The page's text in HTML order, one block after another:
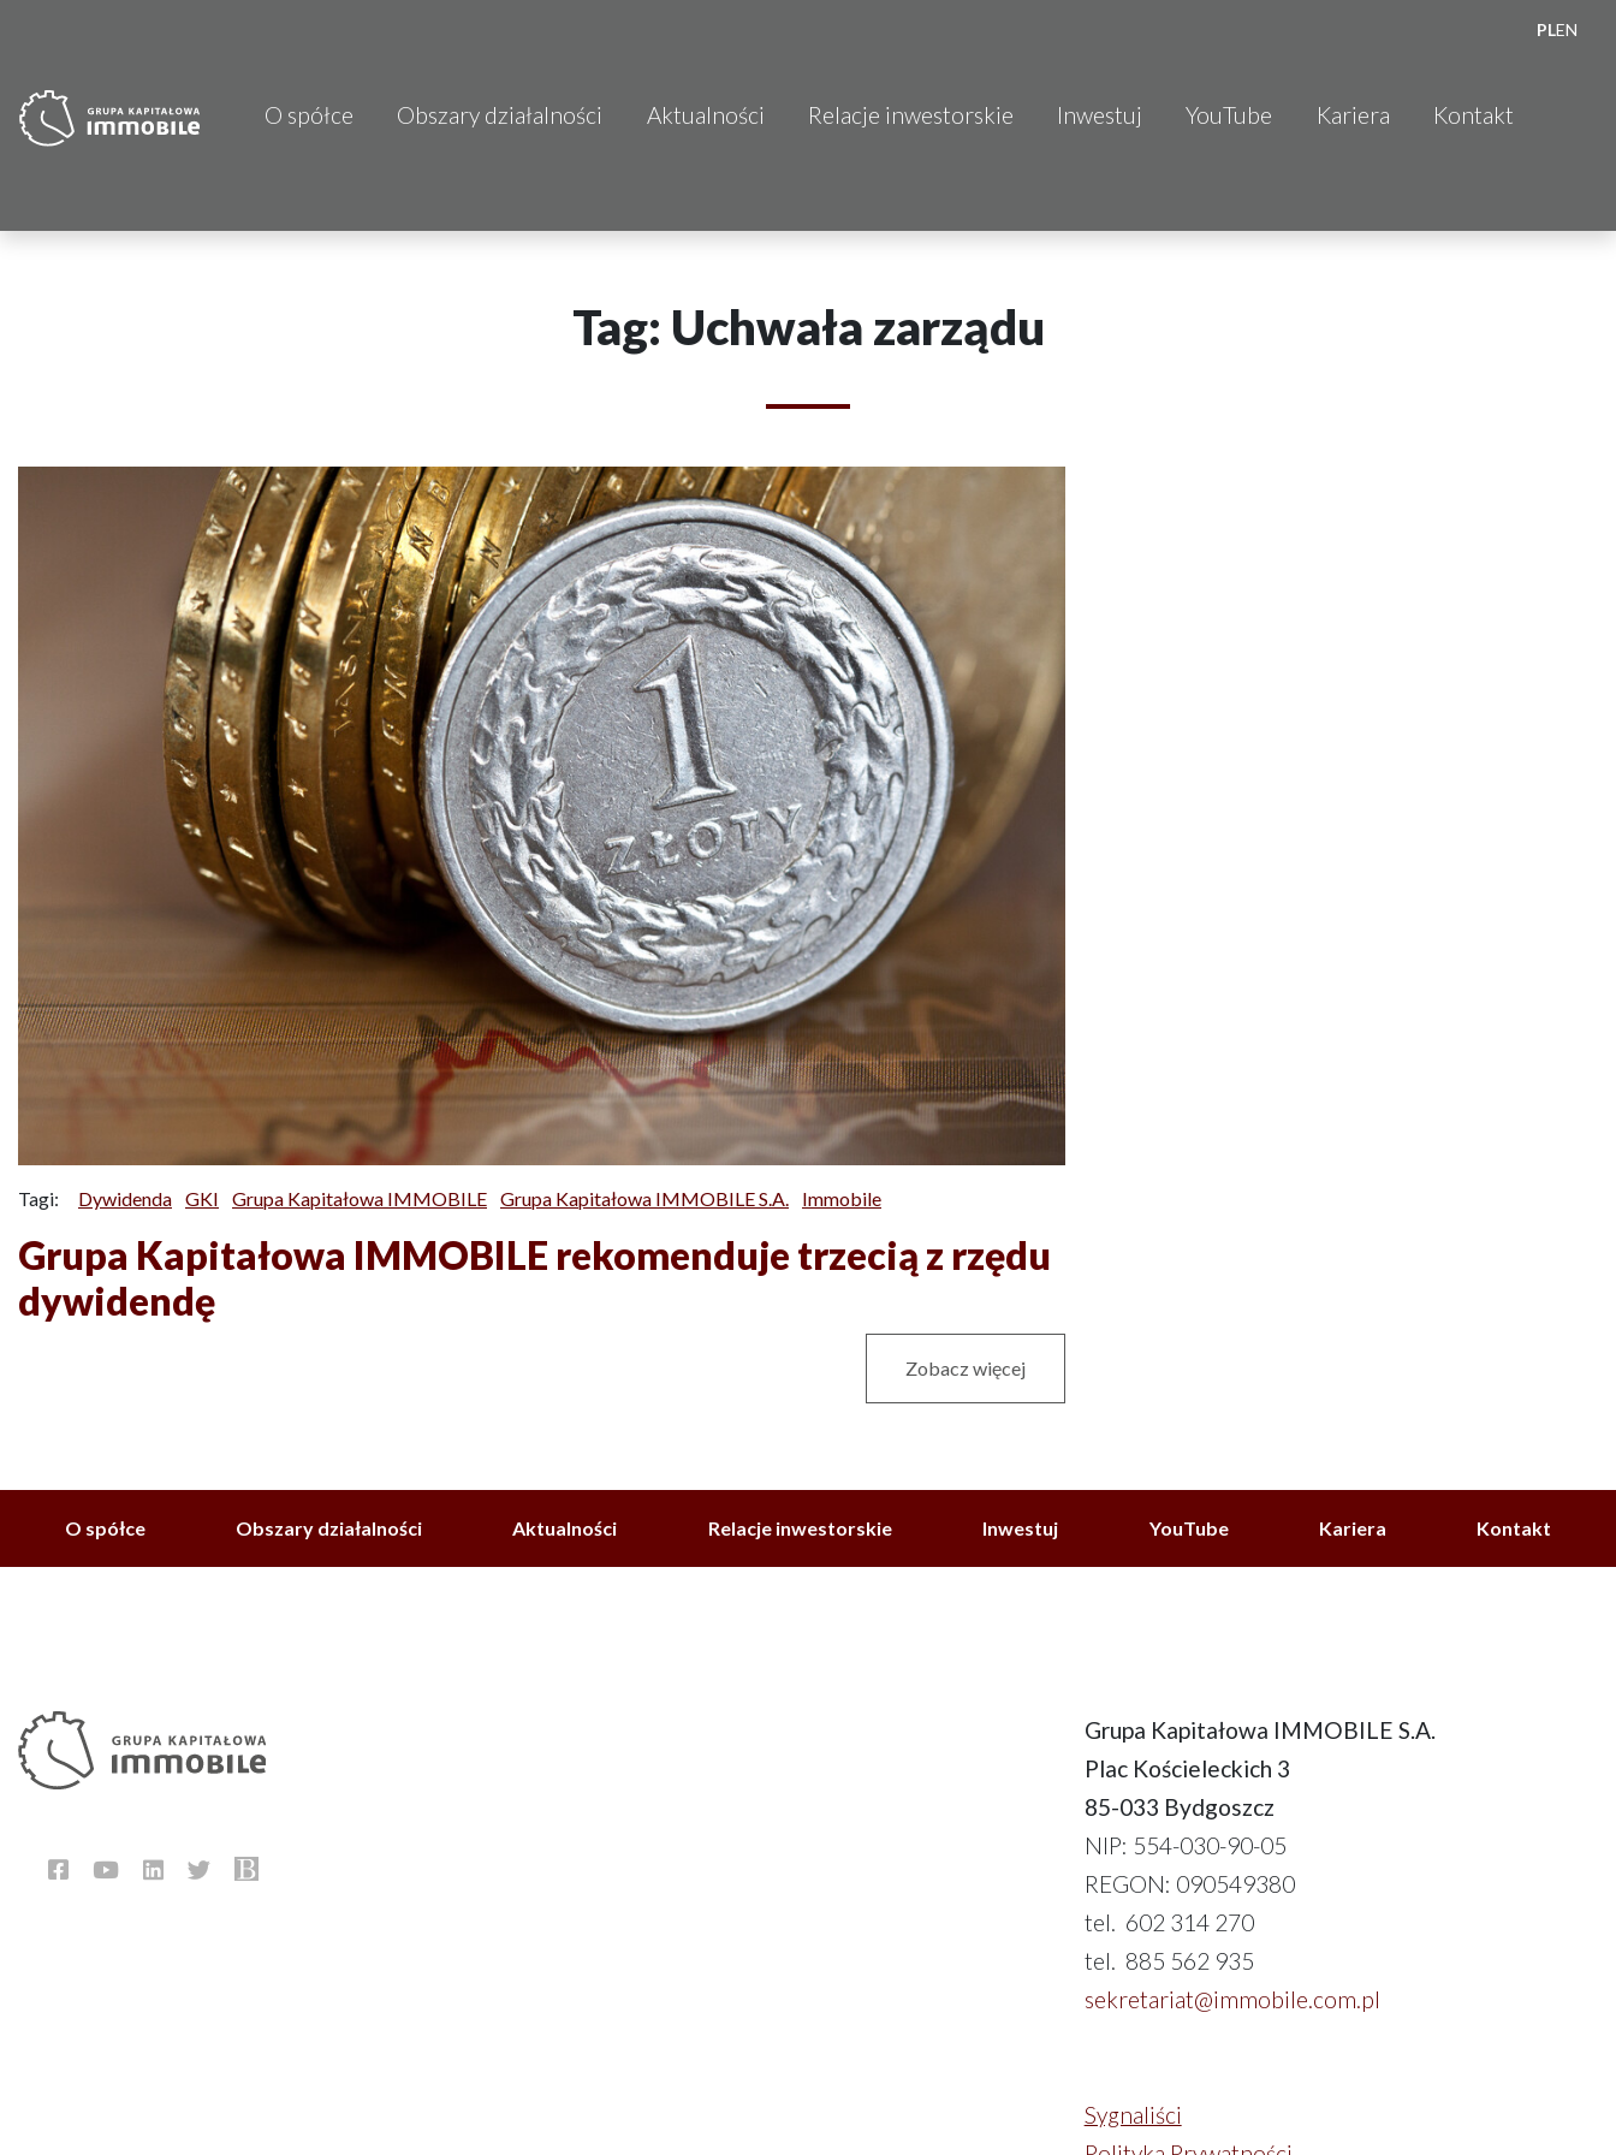
O spółce Obszary działalności
CDI KB Sp. z o.o.
Projprzem Budownictwo
Fundacja Immo
Aktualności Relacje inwestorskie Inwestuj YouTube Kariera Kontakt
PLEN
Tag: Uchwała zarządu
Tagi: Dywidenda GKI Grupa Kapitałowa IMMOBILE Grupa Kapitałowa IMMOBILE S.A. Immobile
Grupa Kapitałowa IMMOBILE rekomenduje trzecią z rzędu
dywidendę
Zobacz więcej
O spółce Obszary działalności Aktualności Relacje inwestorskie Inwestuj YouTube Kariera Kontakt
Grupa Kapitałowa IMMOBILE S.A.
Plac Kościeleckich 3
85-033 Bydgoszcz
NIP: 554-030-90-05
REGON: 090549380
tel. 602 314 270
tel. 885 562 935
sekretariat@immobile.com.pl
Sygnaliści